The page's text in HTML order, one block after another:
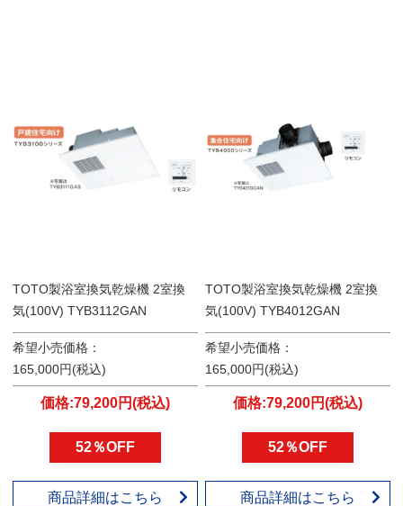
TOTO製浴室換気乾燥機 2室換
気(100V) TYB3112GAN
希望小売価格：
165,000円(税込)
価格:79,200円(税込)
52％OFF
商品詳細はこちら
TOTO製浴室換気乾燥機 2室換
気(100V) TYB4012GAN
希望小売価格：
165,000円(税込)
価格:79,200円(税込)
52％OFF
商品詳細はこちら